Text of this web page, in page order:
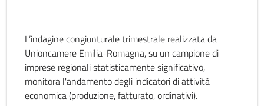
L’indagine congiunturale trimestrale realizzata da
Unioncamere Emilia-Romagna, su un campione di
imprese regionali statisticamente significativo,
monitora l'andamento degli indicatori di attività
economica (produzione, fatturato, ordinativi).